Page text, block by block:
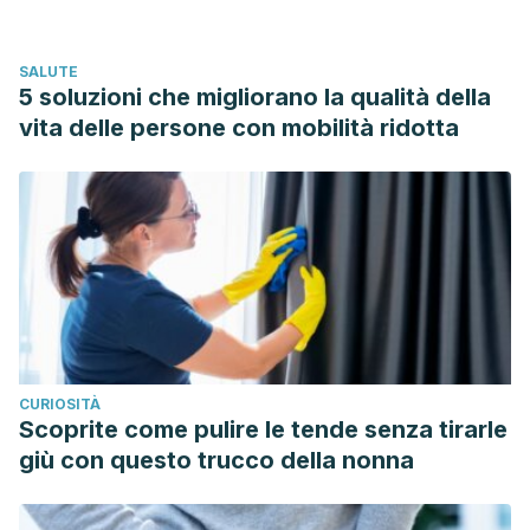
(Acari: Ixodidae).
Veterinarios del Estado Lara
https://www.researchgate.net/profile/
de-calidad-de-leche-cruda-en-la-parroquia-Zumbi-
provincia-de-Zamora-Chinchipe.pdf#page=47
Stjernberg, L., & Berglund, J.(2000). Garlic as an insect
repellent.JAMA
(7), 831-831.
https://jamanetwork.com/journals/jama/article-
abstract/1030915
SALUTE
5 soluzioni che migliorano la qualità della
vita delle persone con mobilità ridotta
CURIOSITÀ
Scoprite come pulire le tende senza tirarle
giù con questo trucco della nonna